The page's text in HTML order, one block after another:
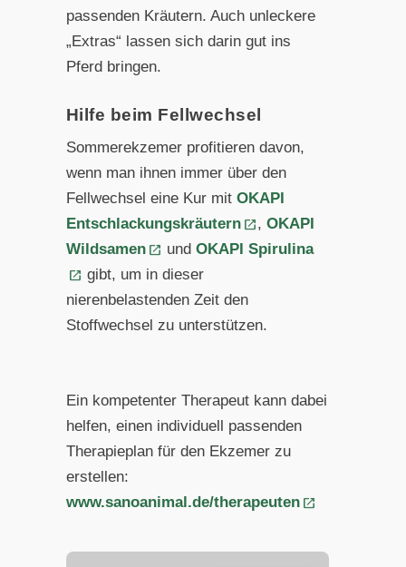
passenden Kräutern. Auch unleckere
„Extras“ lassen sich darin gut ins
Pferd bringen.
Hilfe beim Fellwechsel
Sommerekzemer profitieren davon,
wenn man ihnen immer über den
Fellwechsel eine Kur mit OKAPI
Entschlackungskräutern
,OKAPI
Wildsamen
undOKAPI Spirulina
gibt, um in dieser
nierenbelastenden Zeit den
Stoffwechsel zu unterstützen.
Ein kompetenter Therapeut kann dabei
helfen, einen individuell passenden
Therapieplan für den Ekzemer zu
erstellen:
www.sanoanimal.de/therapeuten